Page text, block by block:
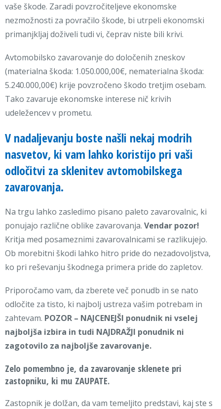
vaše škode. Zaradi povzročiteljeve ekonomske
nezmožnosti za povračilo škode, bi utrpeli ekonomski
primanjkljaj doživeli tudi vi, čeprav niste bili krivi.
Avtomobilsko zavarovanje do določenih zneskov
(materialna škoda: 1.050.000,00€, nematerialna škoda:
5.240.000,00€) krije povzročeno škodo tretjim osebam.
Tako zavaruje ekonomske interese nič krivih
udeležencev v prometu.
V nadaljevanju boste našli nekaj modrih
nasvetov, ki vam lahko koristijo pri vaši
odločitvi za sklenitev avtomobilskega
zavarovanja.
Na trgu lahko zasledimo pisano paleto zavarovalnic, ki
ponujajo različne oblike zavarovanja. Vendar pozor!
Kritja med posameznimi zavarovalnicami se razlikujejo.
Ob morebitni škodi lahko hitro pride do nezadovoljstva,
ko pri reševanju škodnega primera pride do zapletov.
Priporočamo vam, da zberete več ponudb in se nato
odločite za tisto, ki najbolj ustreza vašim potrebam in
zahtevam. POZOR – NAJCENEJŠI ponudnik ni vselej
najboljša izbira in tudi NAJDRAŽJI ponudnik ni
zagotovilo za najboljše zavarovanje.
Zelo pomembno je, da zavarovanje sklenete pri
zastopniku, ki mu ZAUPATE.
Zastopnik je dolžan, da vam temeljito predstavi, kaj ste s